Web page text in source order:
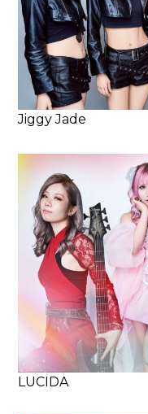
Jiggy Jade
LUCIDA